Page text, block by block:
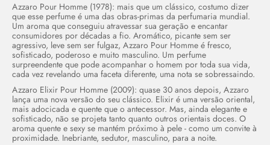
Azzaro Pour Homme (1978): mais que um clássico, costumo dizer
que esse perfume é uma das obras-primas da perfumaria mundial.
Um aroma que conseguiu atravessar sua geração e encantar
consumidores por décadas a fio. Aromático, picante sem ser
agressivo, leve sem ser fulgaz, Azzaro Pour Homme é fresco,
sofisticado, poderoso e muito masculino. Um perfume
surpreendente que pode acompanhar o homem por toda sua vida,
cada vez revelando uma faceta diferente, uma nota se sobressaindo.
Azzaro Elixir Pour Homme (2009): quase 30 anos depois, Azzaro
lança uma nova versão do seu clássico. Elixir é uma versão oriental,
mais adocicada e quente que o antecessor. Mas, ainda elegante e
sofisticado, não se projeta tanto quanto outros orientais doces. O
aroma quente e sexy se mantém próximo à pele - como um convite à
proximidade. Inebriante, sedutor, masculino, para a noite.